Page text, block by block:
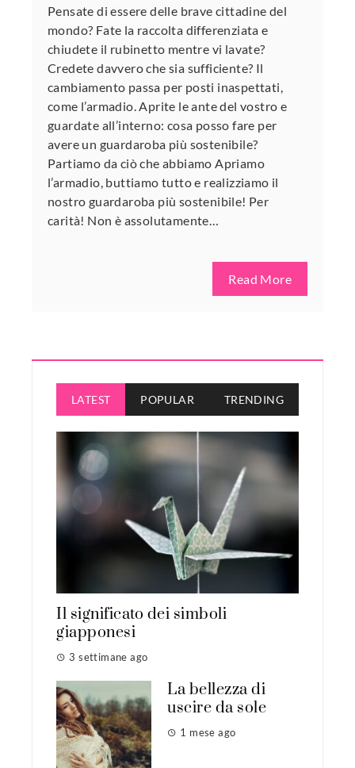
Pensate di essere delle brave cittadine del
mondo? Fate la raccolta differenziata e
chiudete il rubinetto mentre vi lavate?
Credete davvero che sia sufficiente? Il
cambiamento passa per posti inaspettati,
come l’armadio. Aprite le ante del vostro e
guardate all’interno: cosa posso fare per
avere un guardaroba più sostenibile?
Partiamo da ciò che abbiamo Apriamo
l’armadio, buttiamo tutto e realizziamo il
nostro guardaroba più sostenibile! Per
carità! Non è assolutamente…
Read More
LATEST POPULAR TRENDING
Il significato dei simboli
giapponesi
3 settimane ago
La bellezza di
uscire da sole
1 mese ago